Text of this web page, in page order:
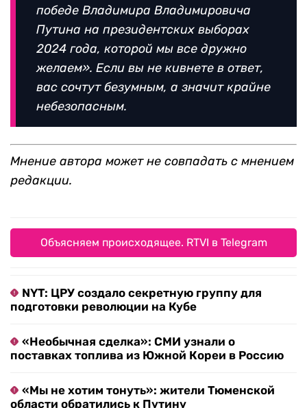
победе Владимира Владимировича
Путина на президентских выборах
2024 года, которой мы все дружно
желаем». Если вы не кивнете в ответ,
вас сочтут безумным, а значит крайне
небезопасным.
Мнение автора может не совпадать с мнением
редакции.
Объясняем происходящее. RTVI в Telegram
NYT: ЦРУ создало секретную группу для
подготовки революции на Кубе
«Необычная сделка»: СМИ узнали о
поставках топлива из Южной Кореи в Россию
«Мы не хотим тонуть»: жители Тюменской
области обратились к Путину